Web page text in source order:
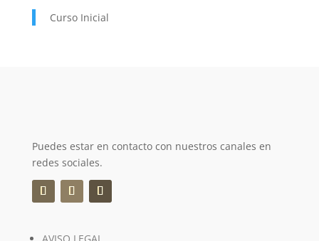
Curso Inicial
Puedes estar en contacto con nuestros canales en
redes sociales.